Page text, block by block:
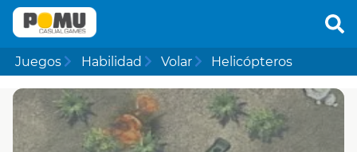
Juegos Habilidad Volar Helicópteros